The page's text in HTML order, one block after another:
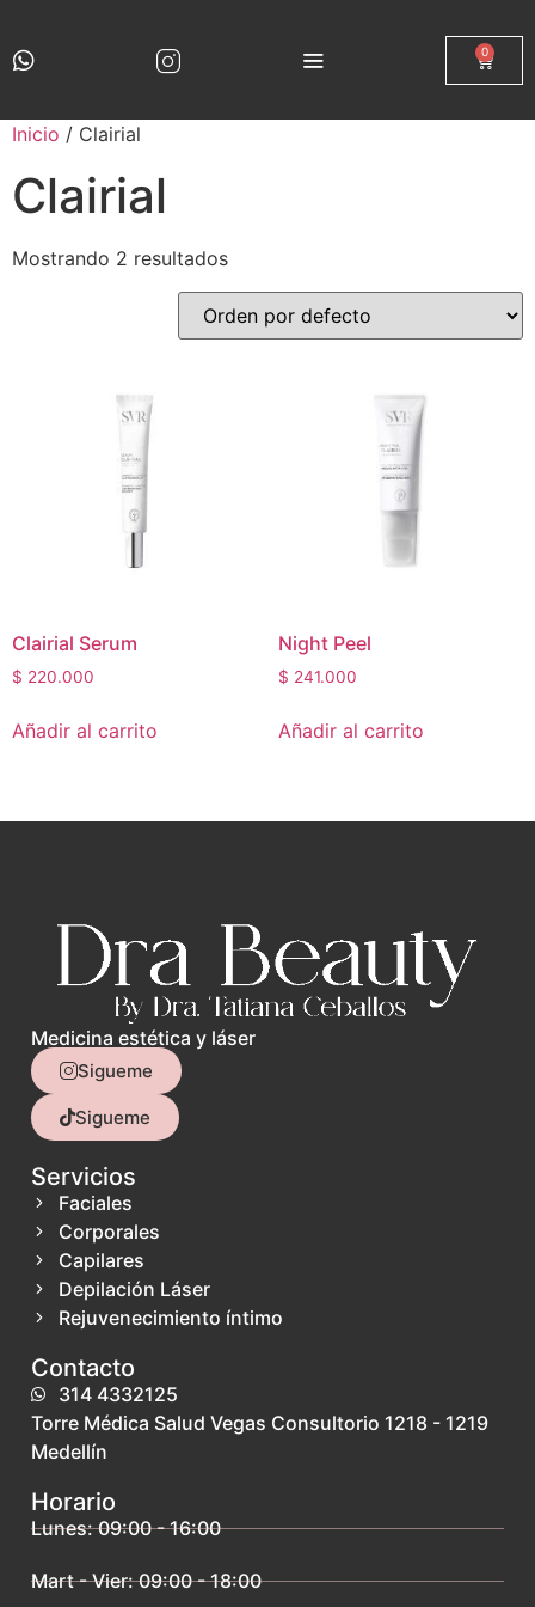
0
Inicio / Clairial
Clairial
Mostrando 2 resultados
Clairial Serum
$ 220.000
Añadir al carrito
Night Peel
$ 241.000
Añadir al carrito
Medicina estética y láser
Sigueme
Sigueme
Servicios
Faciales
Corporales
Capilares
Depilación Láser
Rejuvenecimiento íntimo
Contacto
314 4332125
Torre Médica Salud Vegas Consultorio 1218 - 1219
Medellín
Horario
Lunes: 09:00 - 16:00
Mart - Vier: 09:00 - 18:00